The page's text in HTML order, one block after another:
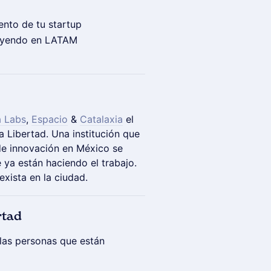
de tu startup
en LATAM
Labs, Espacio & Catalaxia el
Libertad. Una institución que
innovación en México se
están haciendo el trabajo.
en la ciudad.
personas que están